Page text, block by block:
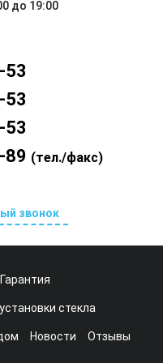
до 19:00
53
53
53
89 (тел./факс)
звонок
Гарантия
стекла
Новости Отзывы